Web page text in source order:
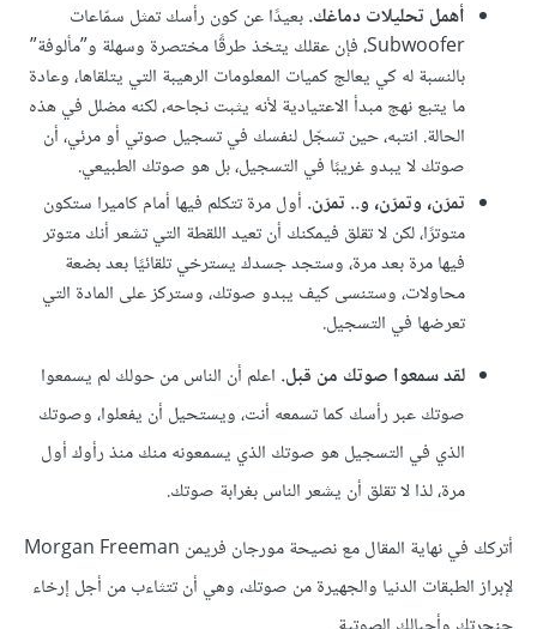
أهمل تحليلات دماغك.بعيدًا عن كون رأسك تمثل سمّاعات
Subwoofer، فإن عقلك يتخذ طرقًا مختصرة وسهلة و”مألوفة”
بالنسبة له كي يعالج كميات المعلومات الرهيبة التي يتلقاها، وعادة
ما يتبع نهج مبدأ الاعتيادية ﻷنه يثبت نجاحه، لكنه مضلل في هذه
الحالة. انتبه، حين تسجّل لنفسك في تسجيل صوتي أو مرئي، أن
صوتك ﻻ يبدو غريبًا في التسجيل، بل هو صوتك الطبيعي.
تمرّن، وتمرّن، و.. تمرّن. أول مرة تتكلم فيها أمام كاميرا ستكون
متوترًا، لكن ﻻ تقلق فيمكنك أن تعيد اللقطة التي تشعر أنك متوتر
فيها مرة بعد مرة، وستجد جسدك يسترخي تلقائيًا بعد بضعة
محاولات، وستنسى كيف يبدو صوتك، وستركز على المادة التي
تعرضها في التسجيل.
لقد سمعوا صوتك من قبل. اعلم أن الناس من حولك لم يسمعوا
صوتك عبر رأسك كما تسمعه أنت، ويستحيل أن يفعلوا، وصوتك
الذي في التسجيل هو صوتك الذي يسمعونه منك منذ رأوك أول
مرة، لذا لا تقلق أن يشعر الناس بغرابة صوتك.
أتركك في نهاية المقال مع نصيحة مورجان فريمن Morgan Freeman
لإبراز الطبقات الدنيا والجهيرة من صوتك، وهي أن تتثاءب من أجل إرخاء